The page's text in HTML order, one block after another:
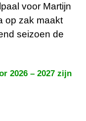
voor Martijn
op zak maakt
seizoen de
2026 – 2027 zijn